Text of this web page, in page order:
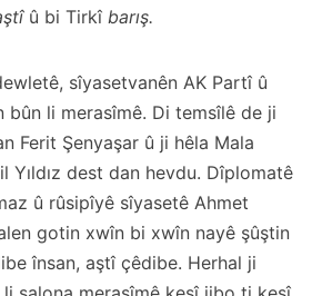
û bi Tirkî barış.
sîyasetvanên AK Partî û
bûn li merasîmê. Di temsîlê de ji
Ferit Şenyaşar û ji hêla Mala
Yıldız dest dan hevdu. Dîplomatê
û rûsipîyê sîyasetê Ahmet
gotin xwîn bi xwîn nayê şûştin
însan, aştî çêdibe. Herhal ji